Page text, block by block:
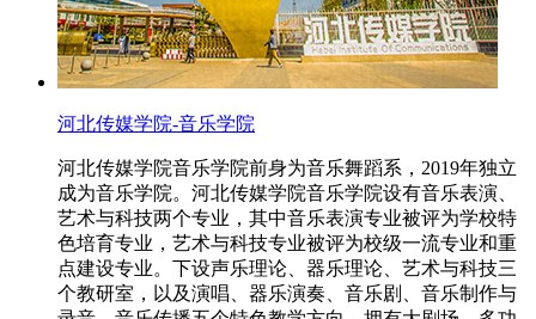
河北传媒学院-音乐学院
河北传媒学院音乐学院前身为音乐舞蹈系，2019年独立
成为音乐学院。河北传媒学院音乐学院设有音乐表演、
艺术与科技两个专业，其中音乐表演专业被评为学校特
色培育专业，艺术与科技专业被评为校级一流专业和重
点建设专业。下设声乐理论、器乐理论、艺术与科技三
个教研室，以及演唱、器乐演奏、音乐剧、音乐制作与